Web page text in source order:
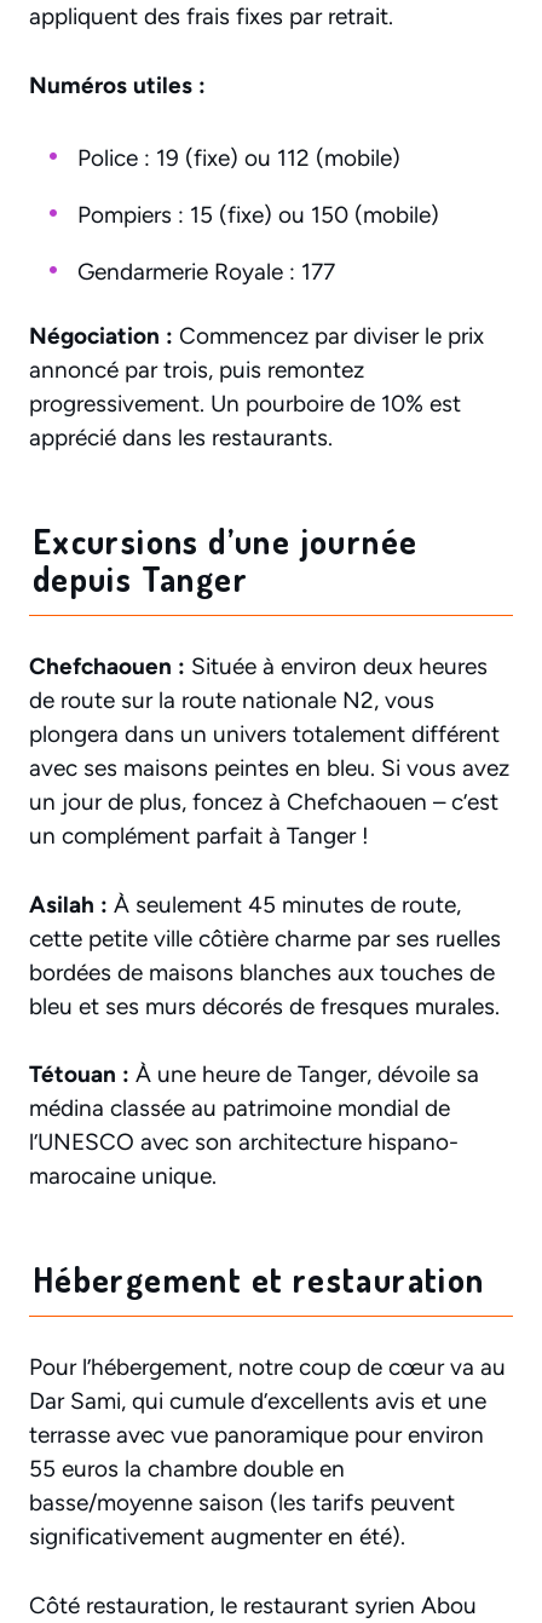
appliquent des frais fixes par retrait.
Numéros utiles :
Police : 19 (fixe) ou 112 (mobile)
Pompiers : 15 (fixe) ou 150 (mobile)
Gendarmerie Royale : 177
Négociation : Commencez par diviser le prix
annoncé par trois, puis remontez
progressivement. Un pourboire de 10% est
apprécié dans les restaurants.
Excursions d’une journée
depuis Tanger
Chefchaouen : Située à environ deux heures
de route sur la route nationale N2, vous
plongera dans un univers totalement différent
avec ses maisons peintes en bleu. Si vous avez
un jour de plus, foncez à Chefchaouen – c’est
un complément parfait à Tanger !
Asilah : À seulement 45 minutes de route,
cette petite ville côtière charme par ses ruelles
bordées de maisons blanches aux touches de
bleu et ses murs décorés de fresques murales.
Tétouan : À une heure de Tanger, dévoile sa
médina classée au patrimoine mondial de
l’UNESCO avec son architecture hispano-
marocaine unique.
Hébergement et restauration
Pour l’hébergement, notre coup de cœur va au
Dar Sami, qui cumule d’excellents avis et une
terrasse avec vue panoramique pour environ
55 euros la chambre double en
basse/moyenne saison (les tarifs peuvent
significativement augmenter en été).
Côté restauration, le restaurant syrien Abou